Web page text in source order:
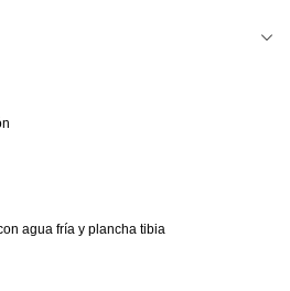
agua fría y plancha tibia